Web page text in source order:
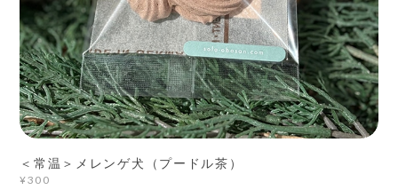
＜常温＞メレンゲ犬（プードル茶）
¥300